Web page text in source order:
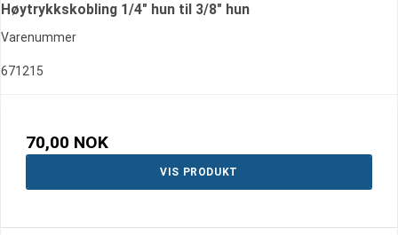
Høytrykkskobling 1/4" hun til 3/8" hun
Varenummer
671215
70,00 NOK
VIS PRODUKT